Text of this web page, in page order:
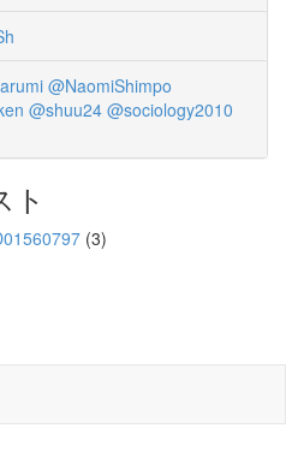
@NaomiShimpo
@shuu24 @sociology2010
ト
(3)